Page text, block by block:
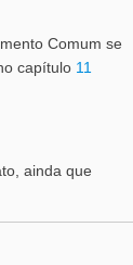
Comum se
capítulo 11
ainda que